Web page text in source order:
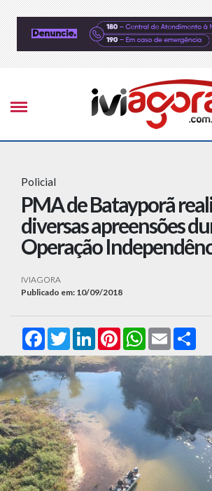
Policial
PMA de Batayporã
diversas apreensões
Operação
IVIAGORA
Publicado em: 10/09/2018
FacebookTwitterLinkedInPinterestWhatsApp
Email